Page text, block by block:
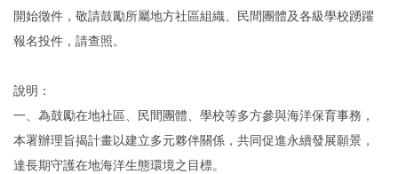
開始徵件，敬請鼓勵所屬地方社區組織、民間團體及各級學校踴躍
報名投件，請查照。
說明：​
一、為鼓勵在地社區、民間團體、學校等多方參與海洋保育事務，
本署辦理旨揭計畫以建立多元夥伴關係，共同促進永續發展願景，
達長期守護在地海洋生態環境之目標。